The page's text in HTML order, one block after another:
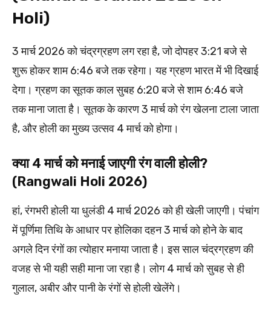
Holi)
3 मार्च 2026 को चंद्रग्रहण लग रहा है, जो दोपहर 3:21 बजे से
शुरू होकर शाम 6:46 बजे तक रहेगा। यह ग्रहण भारत में भी दिखाई
देगा। ग्रहण का सूतक काल सुबह 6:20 बजे से शाम 6:46 बजे
तक माना जाता है। सूतक के कारण 3 मार्च को रंग खेलना टाला जाता
है, और होली का मुख्य उत्सव 4 मार्च को होगा।
क्या 4 मार्च को मनाई जाएगी रंग वाली होली?
(Rangwali Holi 2026)
हां, रंगभरी होली या धुलंडी 4 मार्च 2026 को ही खेली जाएगी। पंचांग
में पूर्णिमा तिथि के आधार पर होलिका दहन 3 मार्च को होने के बाद
अगले दिन रंगों का त्योहार मनाया जाता है। इस साल चंद्रग्रहण की
वजह से भी यही सही माना जा रहा है। लोग 4 मार्च को सुबह से ही
गुलाल, अबीर और पानी के रंगों से होली खेलेंगे।